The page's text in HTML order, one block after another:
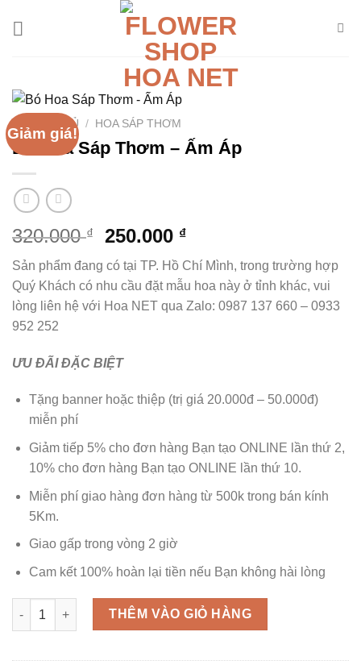
Giảm giá!
TRANG CHỦ / HOA SÁP THƠM
Bó Hoa Sáp Thơm – Ấm Áp
320.000₫
Giá
gốc
là:
320.000 ₫.
250.000 ₫Giá
hiện
tại
là:
250.000 ₫.
Sản phẩm đang có tại TP. Hồ Chí Mình, trong trường hợp
Quý Khách có nhu cầu đặt mẫu hoa này ở tỉnh khác, vui
lòng liên hệ với Hoa NET qua Zalo: 0987 137 660 – 0933
952 252
ƯU ĐÃI ĐẶC BIỆT
Tặng banner hoặc thiệp (trị giá 20.000đ – 50.000đ)
miễn phí
Giảm tiếp 5% cho đơn hàng Bạn tạo ONLINE lần thứ 2,
10% cho đơn hàng Bạn tạo ONLINE lần thứ 10.
Miễn phí giao hàng đơn hàng từ 500k trong bán kính
5Km.
Giao gấp trong vòng 2 giờ
Cam kết 100% hoàn lại tiền nếu Bạn không hài lòng
Bó Hoa Sáp Thơm - Ấm Áp số lượng
THÊM VÀO GIỎ HÀNG